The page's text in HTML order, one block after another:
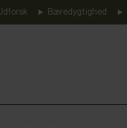
Bæredygtighed